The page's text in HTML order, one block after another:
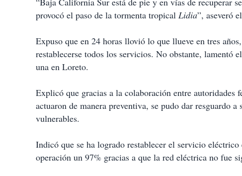
a
r
r
provocó el paso de la tormenta tropical Lidia”, aseveró
Expuso que en 24 horas llovió lo que llueve en tres
restablecerse todos los servicios. No obstante, lamentó
una en Loreto.
Explicó que gracias a la colaboración entre autoridades
actuaron de manera preventiva, se pudo dar resguardo
vulnerables.
Indicó que se ha logrado restablecer el servicio
operación un 97% gracias a que la red eléctrica no fue